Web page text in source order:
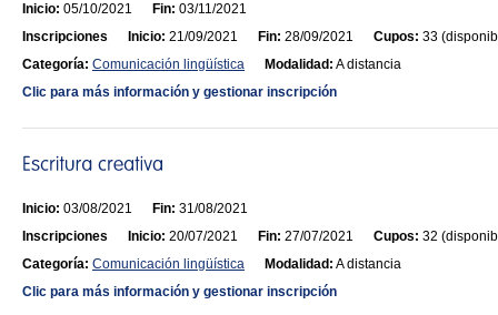
Inicio: 05/10/2021 Fin: 03/11/2021
Inscripciones
Inicio: 21/09/2021 Fin: 28/09/2021 Cupos: 33
Categoría: Comunicación lingüística Modalidad: A distancia
Clic para más información y gestionar inscripción
Inicio: 03/08/2021 Fin: 31/08/2021
Inscripciones
Inicio: 20/07/2021 Fin: 27/07/2021 Cupos: 32
Categoría: Comunicación lingüística Modalidad: A distancia
Clic para más información y gestionar inscripción